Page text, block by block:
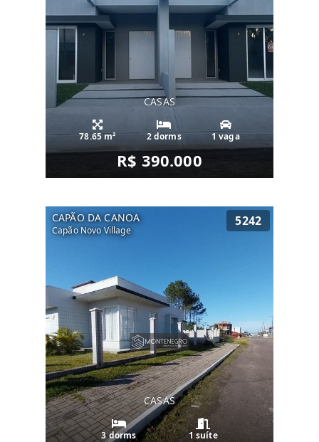
CASAS
78.65 m² 2 dorms 1 vaga
R$ 390.000
CAPÃO DA CANOA
Capão Novo Village
5242
CASAS
3 dorms 1 suíte